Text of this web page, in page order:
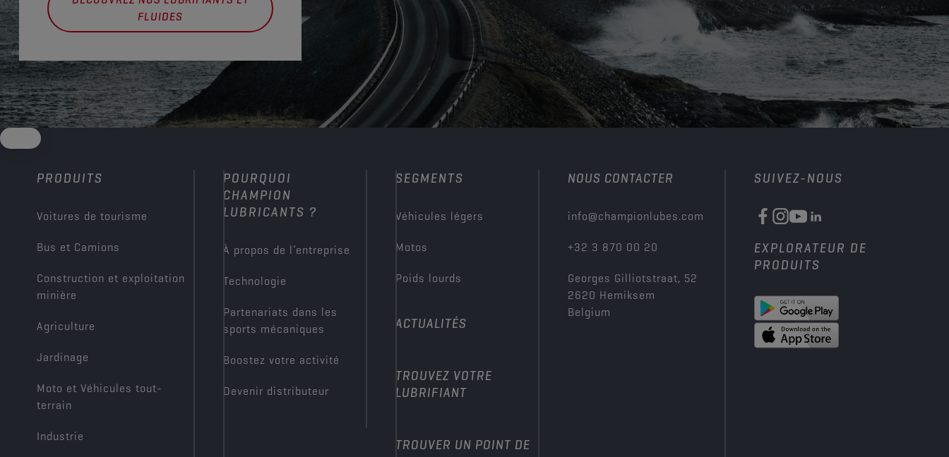
FLUIDES
PRODUITS
Voitures de tourisme
Bus et Camions
Construction et exploitation
minière
Agriculture
Jardinage
Moto et Véhicules tout-
terrain
Industrie
POURQUOI
CHAMPION
LUBRICANTS ?
À propos de l’entreprise
Technologie
Partenariats dans les
sports mécaniques
Boostez votre activité
Devenir distributeur
SEGMENTS
Véhicules légers
Motos
Poids lourds
ACTUALITÉS
TROUVEZ VOTRE
LUBRIFIANT
TROUVER UN POINT DE
NOUS CONTACTER
info@championlubes.com
+32 3 870 00 20
Georges Gilliotstraat, 52
2620 Hemiksem
Belgium
SUIVEZ-NOUS
EXPLORATEUR DE
PRODUITS